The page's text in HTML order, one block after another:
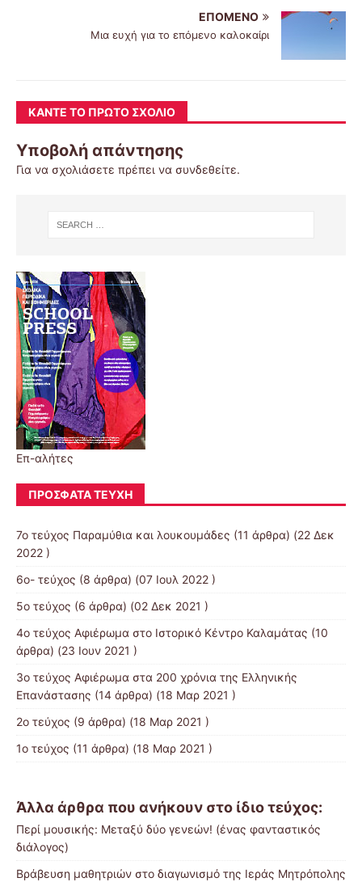
ΕΠΌΜΕΝΟ
Μια ευχή για το επόμενο καλοκαίρι
ΚΆΝΤΕ ΤΟ ΠΡΏΤΟ ΣΧΌΛΙΟ
Υποβολή απάντησης
Για να σχολιάσετε πρέπει να συνδεθείτε.
Επ-αλήτες
ΠΡΌΣΦΑΤΑ ΤΕΎΧΗ
7ο τεύχος Παραμύθια και λουκουμάδες (11 άρθρα) (22 Δεκ
2022 )
6ο- τεύχος (8 άρθρα) (07 Ιουλ 2022 )
5ο τεύχος (6 άρθρα) (02 Δεκ 2021 )
4ο τεύχος Αφιέρωμα στο Ιστορικό Κέντρο Καλαμάτας (10
άρθρα) (23 Ιουν 2021 )
3o τεύχος Αφιέρωμα στα 200 χρόνια της Ελληνικής
Επανάστασης (14 άρθρα) (18 Μαρ 2021 )
2ο τεύχος (9 άρθρα) (18 Μαρ 2021 )
1ο τεύχος (11 άρθρα) (18 Μαρ 2021 )
Άλλα άρθρα που ανήκουν στο ίδιο τεύχος:
Περί μουσικής: Μεταξύ δύο γενεών! (ένας φανταστικός
διάλογος)
Βράβευση μαθητριών στο διαγωνισμό της Ιεράς Μητρόπολης